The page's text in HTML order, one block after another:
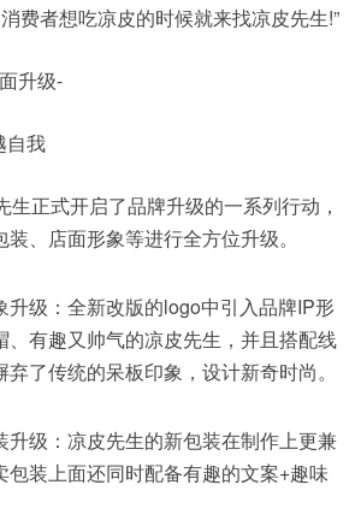
费者想吃凉皮的时候就来找凉皮先生!”
升级-
自我
生正式开启了品牌升级的一系列行动，
、店面形象等进行全方位升级。
级：全新改版的logo中引入品牌IP形
有趣又帅气的凉皮先生，并且搭配线
了传统的呆板印象，设计新奇时尚。
级：凉皮先生的新包装在制作上更兼
包装上面还同时配备有趣的文案+趣味